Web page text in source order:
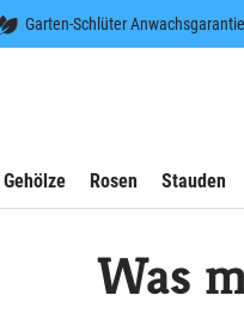
Garten-Schlüter Anwachsgarantie
Gehölze Rosen Stauden
Was